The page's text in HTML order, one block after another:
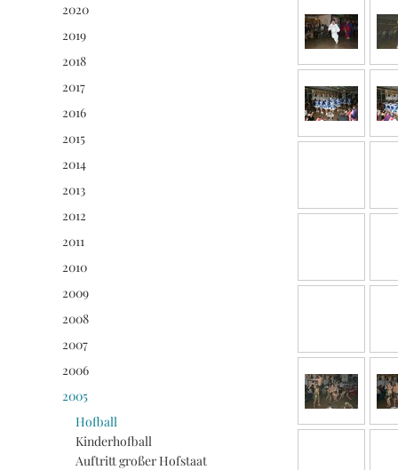
2020
2019
2018
2017
2016
2015
2014
2013
2012
2011
2010
2009
2008
2007
2006
2005
Hofball
Kinderhofball
Auftritt großer Hofstaat